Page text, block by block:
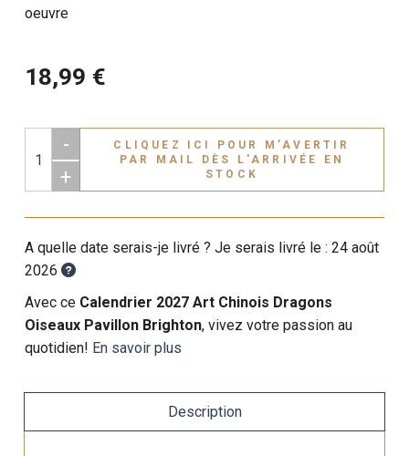
oeuvre
18,99 €
-
+
CLIQUEZ ICI POUR M’AVERTIR
PAR MAIL DÈS L'ARRIVÉE EN
STOCK
A quelle date serais-je livré ? Je serais livré le :24 août
2026
Avec ce Calendrier 2027 Art Chinois Dragons
Oiseaux Pavillon Brighton, vivez votre passion au
quotidien! En savoir plus
Description